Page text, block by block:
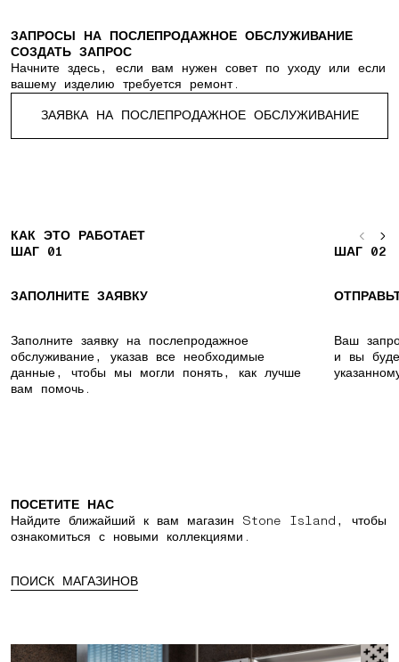
ЗАПРОСЫ НА ПОСЛЕПРОДАЖНОЕ ОБСЛУЖИВАНИЕ
СОЗДАТЬ ЗАПРОС
Начните здесь, если вам нужен совет по уходу или если
вашему изделию требуется ремонт.
ЗАЯВКА НА ПОСЛЕПРОДАЖНОЕ ОБСЛУЖИВАНИЕ
КАК ЭТО РАБОТАЕТ
ШАГ 01
ЗАПОЛНИТЕ ЗАЯВКУ
Заполните заявку на послепродажное
обслуживание, указав все необходимые
данные, чтобы мы могли понять, как лучше
вам помочь.
ШАГ 02
Ваш
и вы
ПОСЕТИТЕ НАС
Найдите ближайший к вам магазин Stone Island, чтобы
ознакомиться с новыми коллекциями.
ПОИСК МАГАЗИНОВ